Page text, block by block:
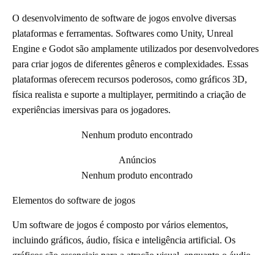
O desenvolvimento de software de jogos envolve diversas
plataformas e ferramentas. Softwares como Unity, Unreal
Engine e Godot são amplamente utilizados por desenvolvedores
para criar jogos de diferentes gêneros e complexidades. Essas
plataformas oferecem recursos poderosos, como gráficos 3D,
física realista e suporte a multiplayer, permitindo a criação de
experiências imersivas para os jogadores.
Nenhum produto encontrado
Anúncios
Nenhum produto encontrado
Elementos do software de jogos
Um software de jogos é composto por vários elementos,
incluindo gráficos, áudio, física e inteligência artificial. Os